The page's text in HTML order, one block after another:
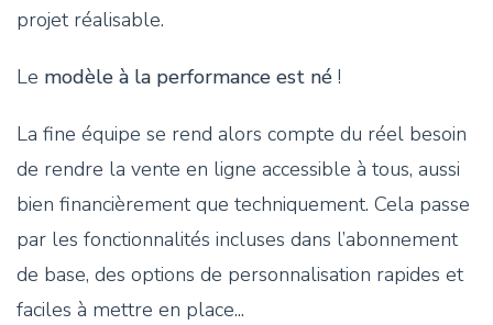
projet réalisable.
Le modèle à la performance est né !
La fine équipe se rend alors compte du réel besoin
de rendre la vente en ligne accessible à tous, aussi
bien financièrement que techniquement. Cela passe
par les fonctionnalités incluses dans l’abonnement
de base, des options de personnalisation rapides et
faciles à mettre en place...